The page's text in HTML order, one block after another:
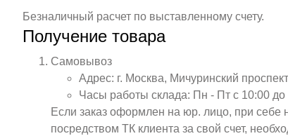
Безналичный расчет по выставленному счету.
Получение товара
Самовывоз
Адрес: г. Москва, Мичуринский
Часы работы склада: Пн - Пт с 10:00 до
Если заказ оформлен на юр. лицо, при себе
посредством ТК клиента за свой счет,